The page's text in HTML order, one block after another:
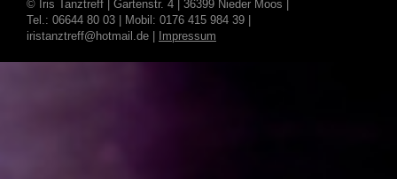
© Iris Tanztreff | Gartenstr. 4 | 36399 Nieder Moos |
Tel.: 06644 80 03 | Mobil: 0176 415 984 39 |
iristanztreff@hotmail.de |
Impressum